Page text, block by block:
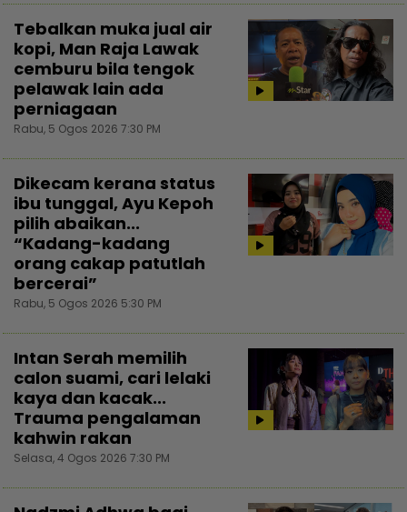
Tebalkan muka jual air
kopi, Man Raja Lawak
cemburu bila tengok
pelawak lain ada
perniagaan
Rabu, 5 Ogos 2026 7:30 PM
Dikecam kerana status
ibu tunggal, Ayu Kepoh
pilih abaikan...
“Kadang-kadang
orang cakap patutlah
bercerai”
Rabu, 5 Ogos 2026 5:30 PM
Intan Serah memilih
calon suami, cari lelaki
kaya dan kacak...
Trauma pengalaman
kahwin rakan
Selasa, 4 Ogos 2026 7:30 PM